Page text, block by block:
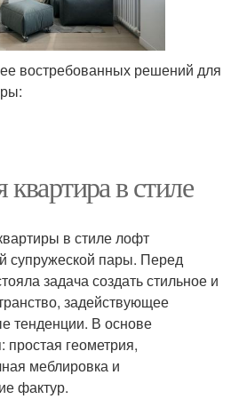
востребованных решений для
в стиле
в стиле лофт
супружеской пары. Перед
задача создать стильное и
задействующее
тенденции. В основе
простая геометрия,
меблировка и
фактур.